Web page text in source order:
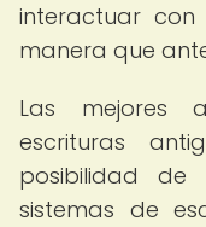
interactuar con
manera que
Las mejores
escrituras
posibilidad de
sistemas de